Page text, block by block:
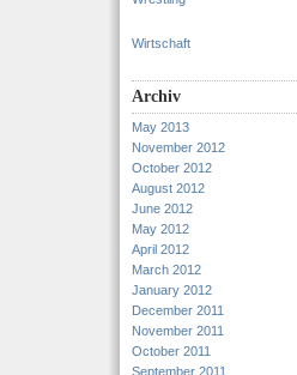
Wirtschaft
Archiv
May 2013
November 2012
October 2012
August 2012
June 2012
May 2012
April 2012
March 2012
January 2012
December 2011
November 2011
October 2011
September 2011